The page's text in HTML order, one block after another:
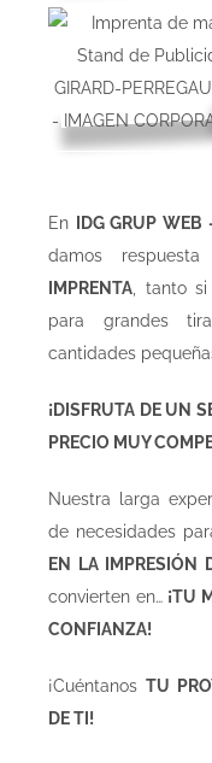
En
IDG GRUP
damos
IMPRENTA, tanto
para grandes
cantidades
¡DISFRUTA DE UN
PRECIO MUY
Nuestra larga
de necesidades
EN LA IMPRESIÓN
convierten en… ¡TU
CONFIANZA!
¡Cuéntanos TU
DE TI!